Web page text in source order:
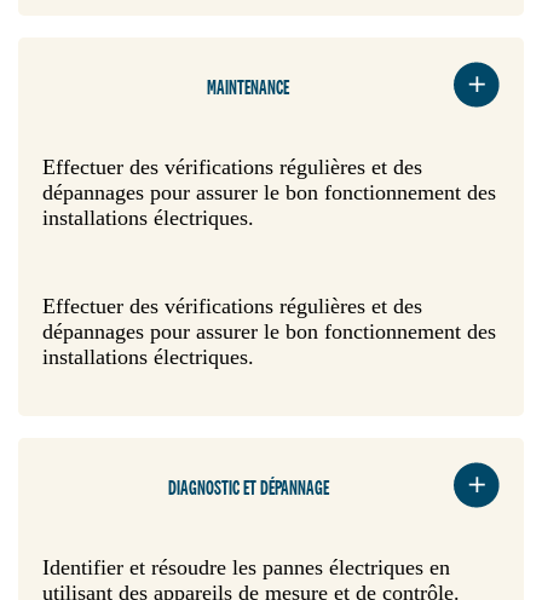
MAINTENANCE
Effectuer des vérifications régulières et des
dépannages pour assurer le bon fonctionnement des
installations électriques.
Effectuer des vérifications régulières et des
dépannages pour assurer le bon fonctionnement des
installations électriques.
DIAGNOSTIC ET DÉPANNAGE
Identifier et résoudre les pannes électriques en
utilisant des appareils de mesure et de contrôle.